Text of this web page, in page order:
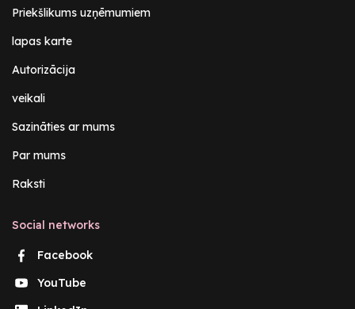
Priekšlikums uzņēmumiem
lapas karte
Autorizācija
veikali
Sazināties ar mums
Par mums
Raksti
Social networks
Facebook
YouTube